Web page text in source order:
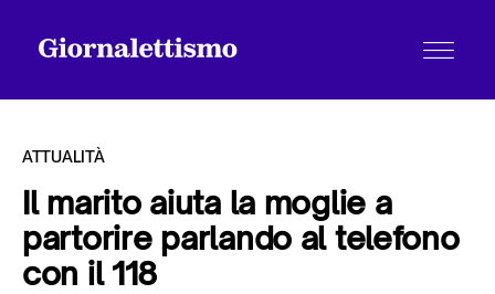
Tutti gli articoli
ATTUALITÀ
Il marito aiuta la moglie a
partorire parlando al telefono
con il 118